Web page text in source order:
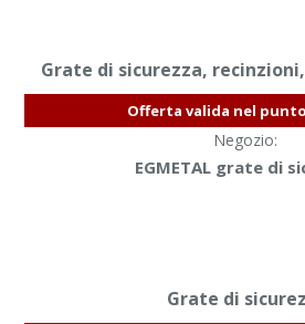
Offerta valida nel
Negozio:
EGMETAL grate di
Grate di